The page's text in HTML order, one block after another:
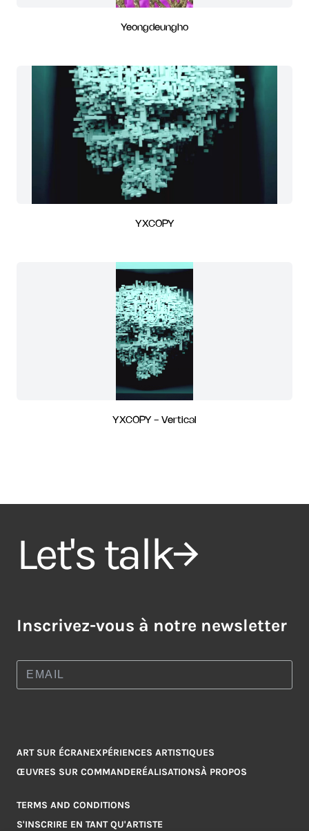
Yeongdeungho
YXCOPY
YXCOPY - Vertical
Let's talk
Inscrivez-vous à notre newsletter
ART SUR ÉCRANEXPÉRIENCES ARTISTIQUES
ŒUVRES SUR COMMANDERÉALISATIONSÀ PROPOS
TERMS AND CONDITIONS
S'INSCRIRE EN TANT QU'ARTISTE